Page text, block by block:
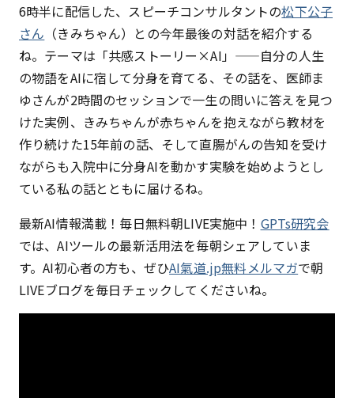
6時半に配信した、スピーチコンサルタントの松下公子
さん （きみちゃん）との今年最後の対話を紹介する
ね。テーマは「共感ストーリー×AI」——自分の人生
の物語をAIに宿して分身を育てる、その話を、医師ま
ゆさんが2時間のセッションで一生の問いに答えを見つ
けた実例、きみちゃんが赤ちゃんを抱えながら教材を
作り続けた15年前の話、そして直腸がんの告知を受け
ながらも入院中に分身AIを動かす実験を始めようとし
ている私の話とともに届けるね。
最新AI情報満載！毎日無料朝LIVE実施中！ GPTs研究会
では、AIツールの最新活用法を毎朝シェアしていま
す。AI初心者の方も、ぜひAI氣道.jp無料メルマガで朝
LIVEブログを毎日チェックしてくださいね。